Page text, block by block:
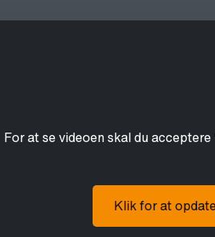
For at se videoen skal du
Klik for at